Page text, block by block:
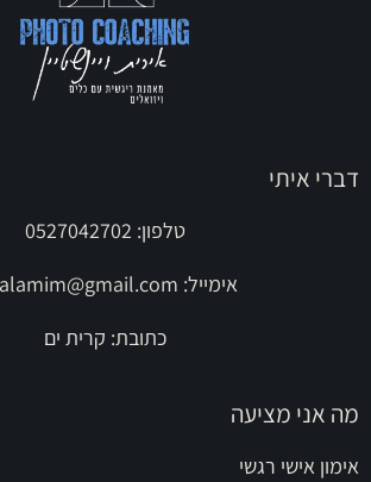
דברי איתי
טלפון: 0527042702
אימייל:
כתובת: קרית ים
מה אני מציעה
אימון אישי רגשי